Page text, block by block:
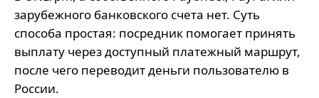
зарубежного банковского счета нет. Суть
способа простая: посредник помогает принять
выплату через доступный платежный маршрут,
после чего переводит деньги пользователю в
России.